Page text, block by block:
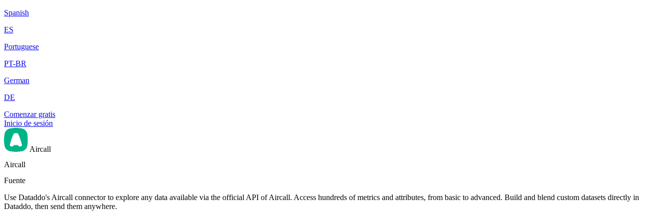
Spanish
ES
Portuguese
PT-BR
German
DE
Comenzar gratis
Inicio de sesión
Aircall
Aircall
Fuente
Use Dataddo's Aircall connector to explore any data available via the official API of Aircall. Access hundreds of metrics and attributes, from basic to advanced. Build and blend custom datasets directly in
Dataddo, then send them anywhere.